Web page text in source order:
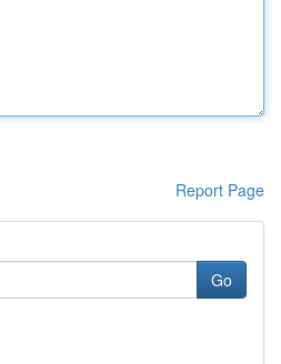
Report Page
Go